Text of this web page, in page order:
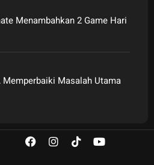
Menambahkan 2 Game Hari
Memperbaiki Masalah Utama